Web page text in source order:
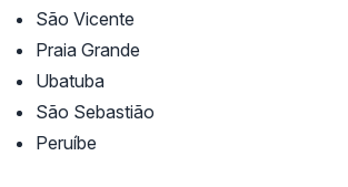
São Vicente
Praia Grande
Ubatuba
São Sebastião
Peruíbe